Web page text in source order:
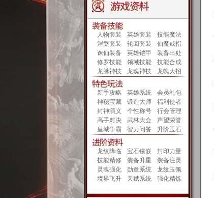
人物套装 英雄套装
技能魔法
涅槃套装
轮回套装
仙魔戒指
诛仙装备
英雄铠甲
装备出处
修罗技能
领域技能
技能合成
龙脉神技
龙魂神技 龙魄大招
新手攻略 英雄系统
会员礼包
神秘宝藏
锻造大师
福利使者
封神演义
个性称号
行会管理
高手对决
武林大会
声望荣誉
皇城争霸
智力问答 升阶玉石
龙纹降临 宝石镶嵌
封印力量
技能精修
装备升星
装备注灵
灵魂强化
勋章系统
龙纹玉佩
境界飞升
天赋系统 强化精炼